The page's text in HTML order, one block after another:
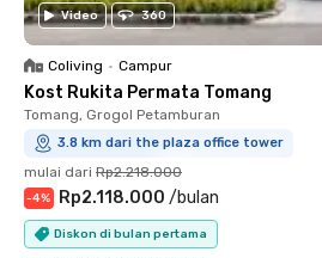
Video 360
Coliving • Campur
Kost Rukita Permata Tomang
Tomang, Grogol Petamburan
3.8 km dari the plaza office tower
mulai dari Rp2.218.000
-4% Rp2.118.000 /bulan
Diskon di bulan pertama